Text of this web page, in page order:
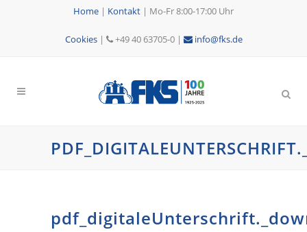
Home | Kontakt | Mo-Fr 8:00-17:00 Uhr
Cookies| +49 40 63705-0 | info@fks.de